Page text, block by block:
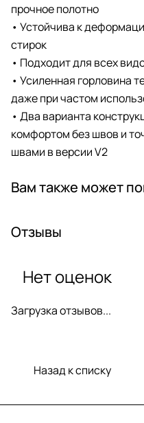
прочное полотно
• Устойчива к
стирок
• Подходит для всех
• Усиленная горловина
даже при частом
• Два варианта
комфортом без швов и
швами в версии V2
Вам также может
Отзывы
Загрузка отзывов...
Нет оценок
Назад к списку